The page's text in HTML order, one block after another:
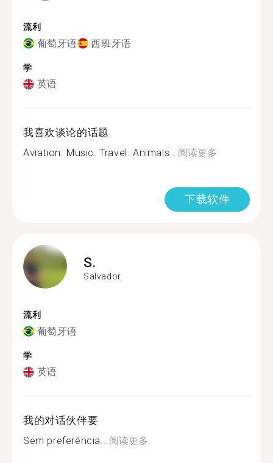
流利
葡萄牙语 西班牙语
学
英语
我喜欢谈论的话题
Aviation. Music. Travel. Animals...阅读更多
下载软件
S.
Salvador
流利
葡萄牙语
学
英语
我的对话伙伴要
Sem preferência...阅读更多